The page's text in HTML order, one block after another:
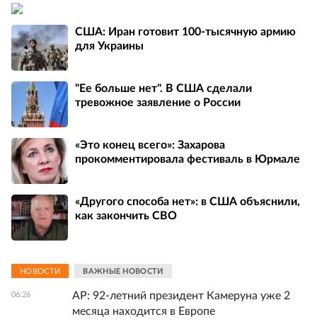
США: Иран готовит 100-тысячную армию
для Украины
"Ее больше нет". В США сделали
тревожное заявление о России
«Это конец всего»: Захарова
прокомментировала фестиваль в Юрмале
«Другого способа нет»: в США объяснили,
как закончить СВО
НОВОСТИ ВАЖНЫЕ НОВОСТИ
06:26
AP: 92-летний президент Камеруна уже 2
месяца находится в Европе